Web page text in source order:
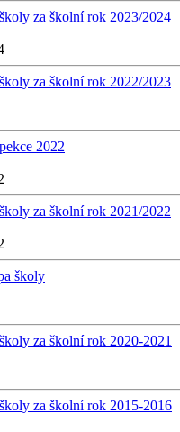
za školní rok 2023/2024
za školní rok 2022/2023
2022
za školní rok 2021/2022
školy
za školní rok 2020-2021
za školní rok 2015-2016